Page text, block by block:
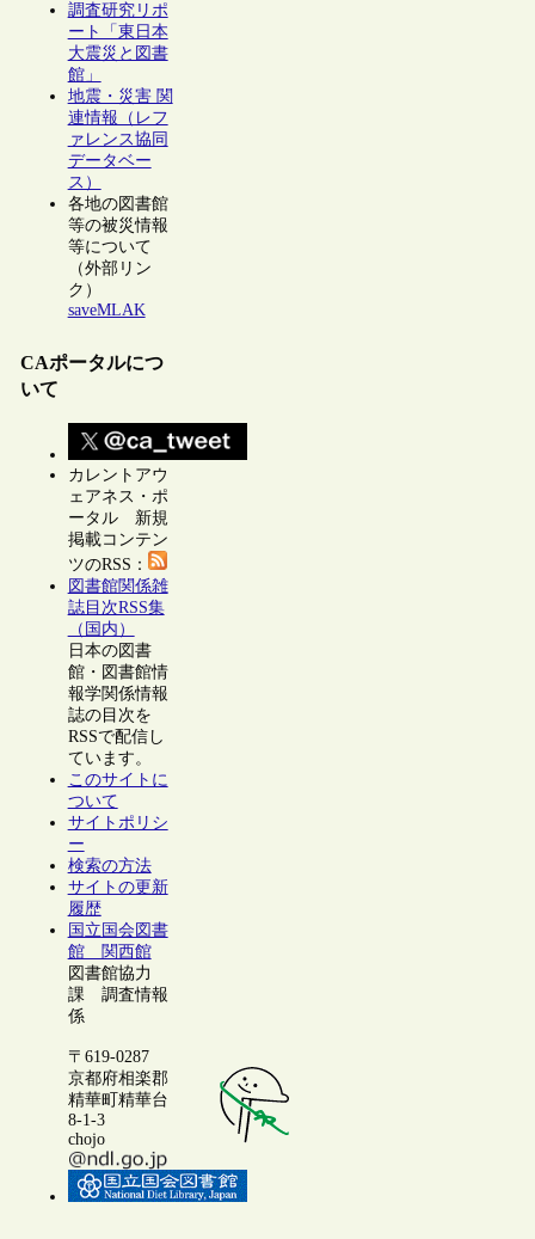
調査研究リポ
ート「東日本
大震災と図書
館」
地震・災害 関
連情報（レフ
ァレンス協同
データベー
ス）
各地の図書館
等の被災情報
等について
（外部リン
ク）
saveMLAK
CAポータルにつ
いて
カレントアウ
ェアネス・ポ
ータル 新規
掲載コンテン
ツのRSS：
図書館関係雑
誌目次RSS集
（国内）
日本の図書
館・図書館情
報学関係情報
誌の目次を
RSSで配信し
ています。
このサイトに
ついて
サイトポリシ
ー
検索の方法
サイトの更新
履歴
国立国会図書
館 関西館
図書館協力
課 調査情報
係
〒619-0287
京都府相楽郡
精華町精華台
8-1-3
chojo